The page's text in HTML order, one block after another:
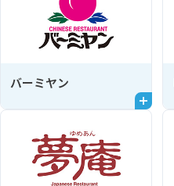
バーミヤン